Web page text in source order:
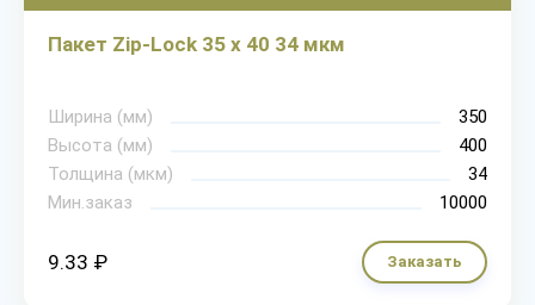
Пакет Zip-Lock 35 х 40 34 мкм
Ширина (мм)
350
Высота (мм)
400
Толщина (мкм)
34
Мин.заказ
10000
9.33 ₽ Заказать